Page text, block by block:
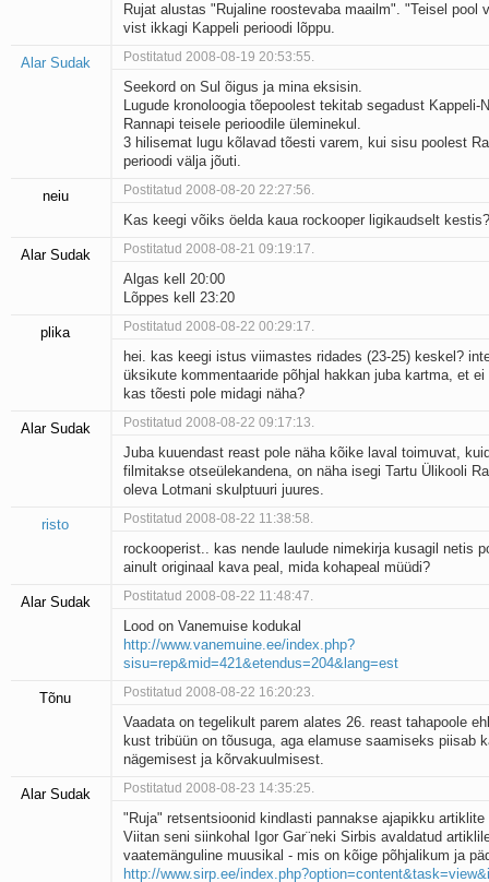
Rujat alustas "Rujaline roostevaba maailm". "Teisel pool
vist ikkagi Kappeli perioodi lõppu.
Alar Sudak Postitatud 2008-08-19 20:53:55.
Seekord on Sul õigus ja mina eksisin.
Lugude kronoloogia tõepoolest tekitab segadust Kappeli-
Rannapi teisele perioodile üleminekul.
3 hilisemat lugu kõlavad tõesti varem, kui sisu poolest
perioodi välja jõuti.
neiu Postitatud 2008-08-20 22:27:56.
Kas keegi võiks öelda kaua rockooper ligikaudselt kestis?
Alar Sudak Postitatud 2008-08-21 09:19:17.
Algas kell 20:00
Lõppes kell 23:20
plika Postitatud 2008-08-22 00:29:17.
hei. kas keegi istus viimastes ridades (23-25) keskel?
üksikute kommentaaride põhjal hakkan juba kartma, et
kas tõesti pole midagi näha?
Alar Sudak Postitatud 2008-08-22 09:17:13.
Juba kuuendast reast pole näha kõike laval toimuvat,
filmitakse otseülekandena, on näha isegi Tartu Ülikooli
oleva Lotmani skulptuuri juures.
risto Postitatud 2008-08-22 11:38:58.
rockooperist.. kas nende laulude nimekirja kusagil netis
ainult originaal kava peal, mida kohapeal müüdi?
Alar Sudak Postitatud 2008-08-22 11:48:47.
Lood on Vanemuise kodukal
http://www.vanemuine.ee/index.php?
sisu=rep&mid=421&etendus=204&lang=est
Tõnu Postitatud 2008-08-22 16:20:23.
Vaadata on tegelikult parem alates 26. reast tahapoole
kust tribüün on tõusuga, aga elamuse saamiseks piisab
nägemisest ja kõrvakuulmisest.
Alar Sudak Postitatud 2008-08-23 14:35:25.
"Ruja" retsentsioonid kindlasti pannakse ajapikku artiklite
Viitan seni siinkohal Igor Gar¨neki Sirbis avaldatud
vaatemänguline muusikal - mis on kõige põhjalikum ja
http://www.sirp.ee/